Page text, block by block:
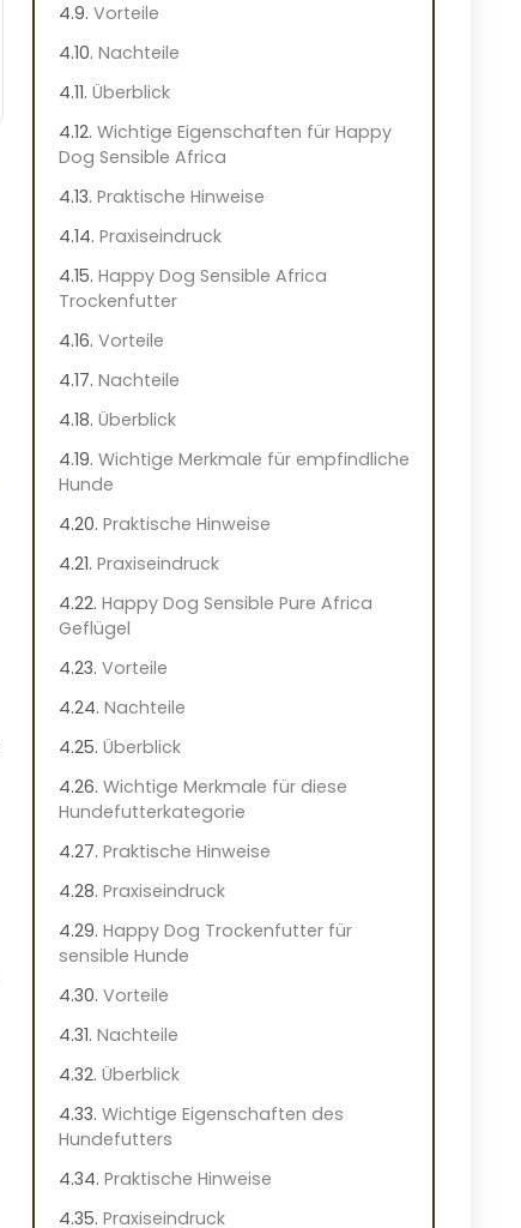
Vorteile
Nachteile
Überblick
Wichtige Eigenschaften für Happy
Dog Sensible Africa
Praktische Hinweise
Praxiseindruck
Happy Dog Sensible Africa
Trockenfutter
Vorteile
Nachteile
Überblick
Wichtige Merkmale für empfindliche
Hunde
Praktische Hinweise
Praxiseindruck
Happy Dog Sensible Pure Africa
Geflügel
Vorteile
Nachteile
Überblick
Wichtige Merkmale für diese
Hundefutterkategorie
Praktische Hinweise
Praxiseindruck
Happy Dog Trockenfutter für
sensible Hunde
Vorteile
Nachteile
Überblick
Wichtige Eigenschaften des
Hundefutters
Praktische Hinweise
Praxiseindruck